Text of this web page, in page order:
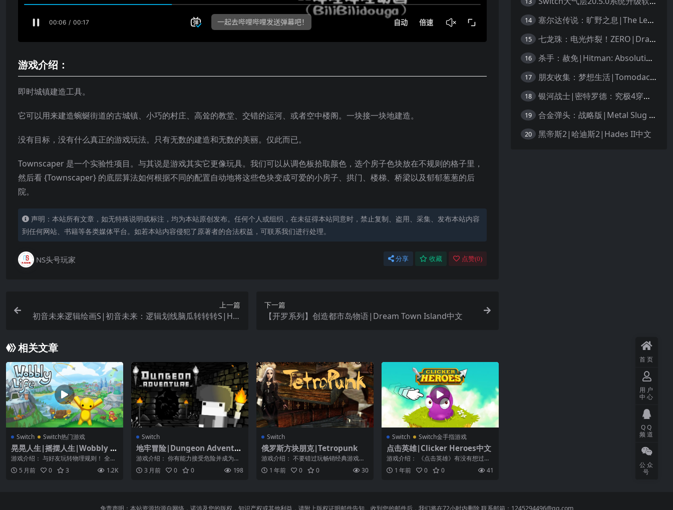
游戏介绍：
即时城镇建造工具。
它可以用来建造蜿蜒街道的古城镇、小巧的村庄、高耸的教堂、交错的运河、或者空中楼阁。一块接一块地建造。
没有目标，没有什么真正的游戏玩法。只有无数的建造和无数的美丽。仅此而已。
Townscaper 是一个实验性项目。与其说是游戏其实它更像玩具。我们可以从调色板拾取颜色，选个房子色块放在不规则的格子里，
然后看 {Townscaper} 的底层算法如何根据不同的配置自动地将这些色块变成可爱的小房子、拱门、楼梯、桥梁以及郁郁葱葱的后
院。
声明：本站所有文章，如无特殊说明或标注，均为本站原创发布。任何个人或组织，在未征得本站同意时，禁止复制、盗用、采集、发布本站内容
到任何网站、书籍等各类媒体平台。如若本站内容侵犯了原著者的合法权益，可联系我们进行处理。
NS头号玩家 分享 收藏 点赞(0)
上一篇
初音未来逻辑绘画S|初音未来：逻辑划线脑瓜转转转S|Hat
下一篇
【开罗系列】创造都市岛物语|Dream Town Island中文
相关文章
Switch Switch热门游戏
晃晃人生|摇摆人生|Wobbly Li
fe中文
游戏介绍： 与好友玩转物理规则！ 全新
的发现之旅开始了！这里几乎所有东西
都能交互...
5 月前 0 3 1.2K
Switch
地牢冒险|Dungeon Adventur
e
游戏介绍： 你有能力接受危险并成为终
极地牢冒险家吗？ 《地牢冒险》是一款
游戏，您...
3 月前 0 0 198
Switch
俄罗斯方块朋克|Tetropunk
游戏介绍： 不要错过玩畅销经典游戏的
机会！当游戏变热时，清除线条并保持
冷静，因为...
1 年前 0 0 30
Switch Switch金手指游戏
点击英雄|Clicker Heroes中文
游戏介绍： 《点击英雄》有没有想过每
秒一千万亿次的伤害是什么感觉？不要
再奇怪了！...
1 年前 0 0 41
14 塞尔达传说：旷野之息|The Legend of Zelda: Breath of the Wild中文
15 七龙珠：电光炸裂！ZERO|Dragon Ball: Sparking! Zero中文
16 杀手：赦免|Hitman: Absolution汉化
17 朋友收集：梦想生活|Tomodachi Life: Living the Dream中文
18 银河战士|密特罗德：究极4穿越未知|Metroid Prime 4: Beyond中文
19 合金弹头：战略版|Metal Slug Tactics中文
20 黑帝斯2|哈迪斯2|Hades II中文
首页
用户
中心
QQ
频道
公众
号